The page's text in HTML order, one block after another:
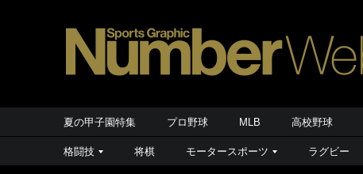
夏の甲子園特集 プロ野球 MLB 高校野球
格闘技 将棋 モータースポーツ ラグビー